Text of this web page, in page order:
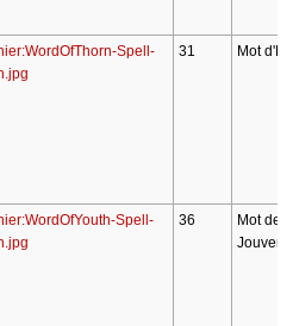
Spell-
31 Mot
Spell-
36
Mot de